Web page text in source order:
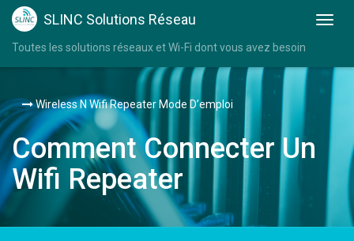
SLINC Solutions Réseau
Toutes les solutions réseaux et Wi-Fi dont vous avez besoin
Wireless N Wifi Repeater Mode D’emploi
Comment Connecter Un
Wifi Repeater